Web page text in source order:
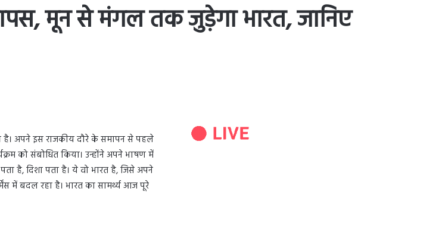
मून से मंगल तक जुड़ेगा भारत, जानिए
है। अपने इस राजकीय दौरे के समापन से पहले
को संबोधित किया। उन्होंने अपने भाषण में
है, दिशा पता है। ये वो भारत है, जिसे अपने
में बदल रहा है। भारत का सामर्थ्य आज पूरे